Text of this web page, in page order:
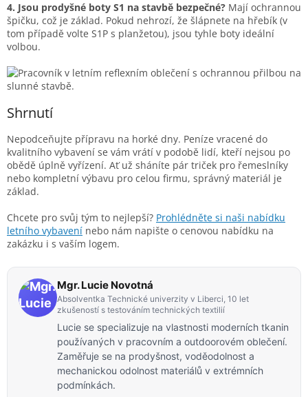
4. Jsou prodyšné boty S1 na stavbě bezpečné? Mají ochrannou
špičku, což je základ. Pokud nehrozí, že šlápnete na hřebík (v
tom případě volte S1P s planžetou), jsou tyhle boty ideální
volbou.
Shrnutí
Nepodceňujte přípravu na horké dny. Peníze vracené do
kvalitního vybavení se vám vrátí v podobě lidí, kteří nejsou po
obědě úplně vyřízení. Ať už sháníte pár triček pro řemeslníky
nebo kompletní výbavu pro celou firmu, správný materiál je
základ.
Chcete pro svůj tým to nejlepší? Prohlédněte si naši nabídku
letního vybavení nebo nám napište o cenovou nabídku na
zakázku i s vaším logem.
Mgr. Lucie Novotná
Absolventka Technické univerzity v Liberci, 10 let
zkušeností s testováním technických textilií
Lucie se specializuje na vlastnosti moderních tkanin
používaných v pracovním a outdoorovém oblečení.
Zaměřuje se na prodyšnost, voděodolnost a
mechanickou odolnost materiálů v extrémních
podmínkách.